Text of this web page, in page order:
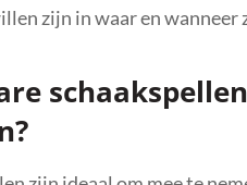
zijn in waar en wanneer